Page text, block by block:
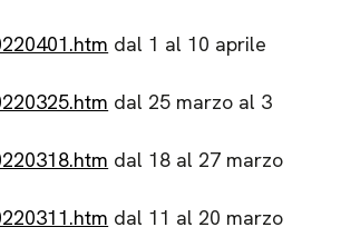
dal 1 al 10 aprile
dal 25 marzo al 3
dal 18 al 27 marzo
dal 11 al 20 marzo